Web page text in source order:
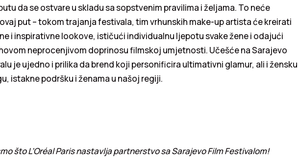
da se ostvare u skladu sa sopstvenim pravilima i željama. To neće
put – tokom trajanja festivala, tim vrhunskih make-up artista će kreirati
i inspirativne lookove, ističući individualnu ljepotu svake žene i odajući
neprocenjivom doprinosu filmskoj umjetnosti. Učešće na Sarajevo
je ujedno i prilika da brend koji personificira ultimativni glamur, ali i žensku
istakne podršku i ženama u našoj regiji.
što L’Oréal Paris nastavlja partnerstvo sa Sarajevo Film Festivalom!